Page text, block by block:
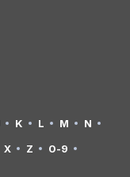
K L M
N
X Z 0-9